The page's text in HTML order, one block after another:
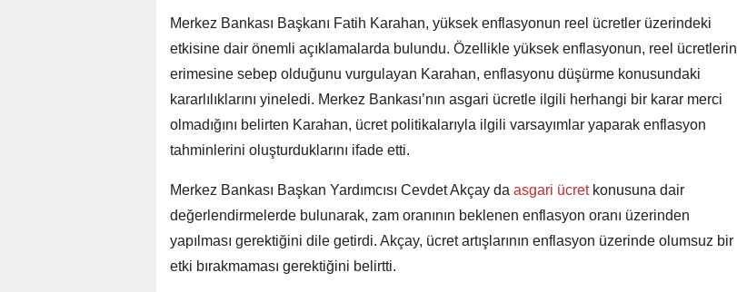
Merkez Bankası Başkanı Fatih Karahan, yüksek enflasyonun reel ücretler üzerindeki
etkisine dair önemli açıklamalarda bulundu. Özellikle yüksek enflasyonun, reel ücretlerin
erimesine sebep olduğunu vurgulayan Karahan, enflasyonu düşürme konusundaki
kararlılıklarını yineledi. Merkez Bankası’nın asgari ücretle ilgili herhangi bir karar merci
olmadığını belirten Karahan, ücret politikalarıyla ilgili varsayımlar yaparak enflasyon
tahminlerini oluşturduklarını ifade etti.
Merkez Bankası Başkan Yardımcısı Cevdet Akçay da asgari ücret konusuna dair
değerlendirmelerde bulunarak, zam oranının beklenen enflasyon oranı üzerinden
yapılması gerektiğini dile getirdi. Akçay, ücret artışlarının enflasyon üzerinde olumsuz bir
etki bırakmaması gerektiğini belirtti.